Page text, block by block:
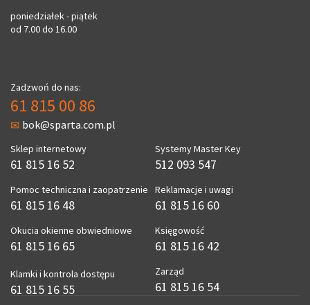
poniedziałek - piątek
od 7.00 do 16.00
Zadzwoń do nas:
61 815 00 86
bok@sparta.com.pl
Sklep internetowy
61 815 16 52
Pomoc techniczna i zaopatrzenie
61 815 16 48
Okucia okienne obwiedniowe
61 815 16 65
Klamki i kontrola dostępu
61 815 16 55
Systemy Master Key
512 093 547
Reklamacje i uwagi
61 815 16 60
Księgowość
61 815 16 42
Zarząd
61 815 16 54